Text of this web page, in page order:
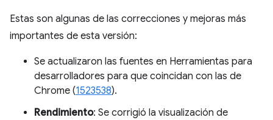
Estas son algunas de las correcciones y mejoras más
importantes de esta versión:
Se actualizaron las fuentes en Herramientas para
desarrolladores para que coincidan con las de
Chrome (1523538).
Rendimiento: Se corrigió la visualización de